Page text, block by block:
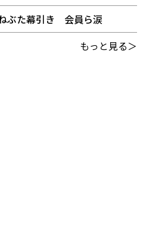
ぶた幕引き 会員ら涙
もっと見る＞